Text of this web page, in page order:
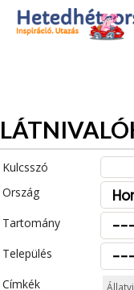
Az oldal sütiket
Adatvédelmi
Kulcsszó
Ország
Tartomány
Település
Címkék